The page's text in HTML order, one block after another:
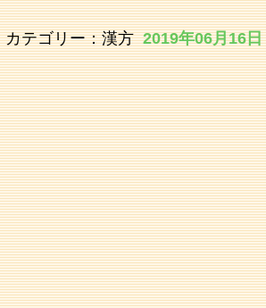
カテゴリー：漢方 2019年06月16日